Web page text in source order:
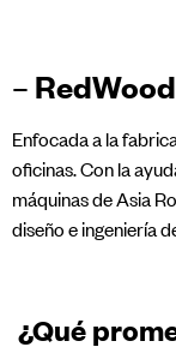
–
Enfocada a la
oficinas. Con la
máquinas de Asia
diseño e ingeniería
¿Qué